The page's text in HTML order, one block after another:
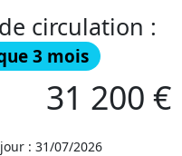
circulation :
3 mois
31 200 €
: 31/07/2026